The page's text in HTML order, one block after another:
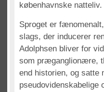
københavnske natteliv.
Sproget er
slags, der inducerer
Adolphsen bliver for
som præganglionære,
end historien, og satte
pseudovidenskabelige